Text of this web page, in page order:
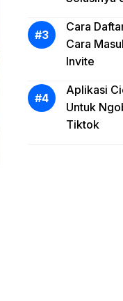
Cara
Cara
Invite
Aplikasi
Untuk
Tiktok